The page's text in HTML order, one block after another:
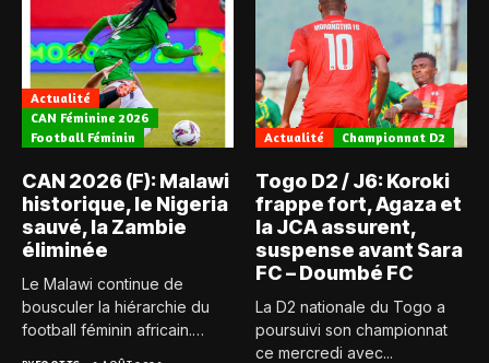
Actualité
CAN Féminine 2026
Football Féminin
CAN 2026 (F): Malawi
historique, le Nigeria
sauvé, la Zambie
éliminée
Le Malawi continue de
bousculer la hiérarchie du
football féminin africain.
Actualité Championnat D2
Togo D2 / J6: Koroki
frappe fort, Agaza et
la JCA assurent,
suspense avant Sara
FC – Doumbé FC
La D2 nationale du Togo a
poursuivi son championnat
ce mercredi avec...